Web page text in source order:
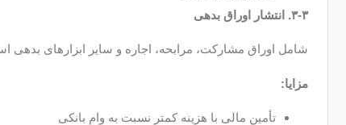
۳-۳. انتشار اوراق بدهی
شامل اوراق مشارکت، مرابحه، اجاره و سایر ابزارهای بدهی
مزایا:
تأمین مالی با هزینه کمتر نسبت به وام بانکی